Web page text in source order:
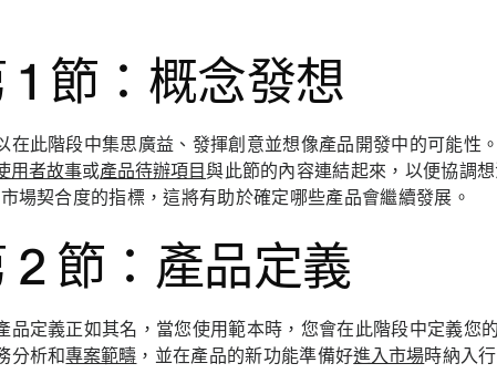
1 節：概念發想
在此階段中集思廣益、發揮創意並想像產品開發中的可能性
用者故事或產品待辦項目與此節的內容連結起來，以便協調
場契合度的指標，這將有助於確定哪些產品會繼續發展。
2 節：產品定義
品定義正如其名，當您使用範本時，您會在此階段中定義您
分析和專案範疇 ，並在產品的新功能準備好進入市場時納入